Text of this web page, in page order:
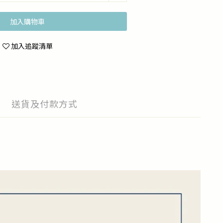
加入購物車
加入追蹤清單
送貨及付款方式